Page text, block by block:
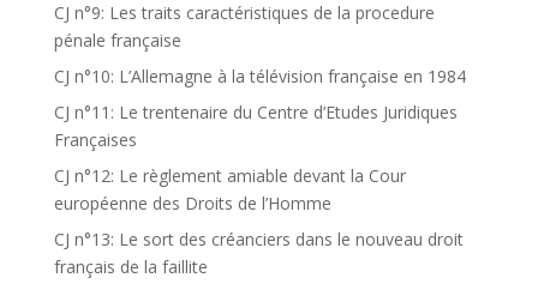
CJ n°9: Les traits caractéristiques de la procedure
pénale française
CJ n°10: L’Allemagne à la télévision française en 1984
CJ n°11: Le trentenaire du Centre d’Etudes Juridiques
Françaises
CJ n°12: Le règlement amiable devant la Cour
européenne des Droits de l’Homme
CJ n°13: Le sort des créanciers dans le nouveau droit
français de la faillite